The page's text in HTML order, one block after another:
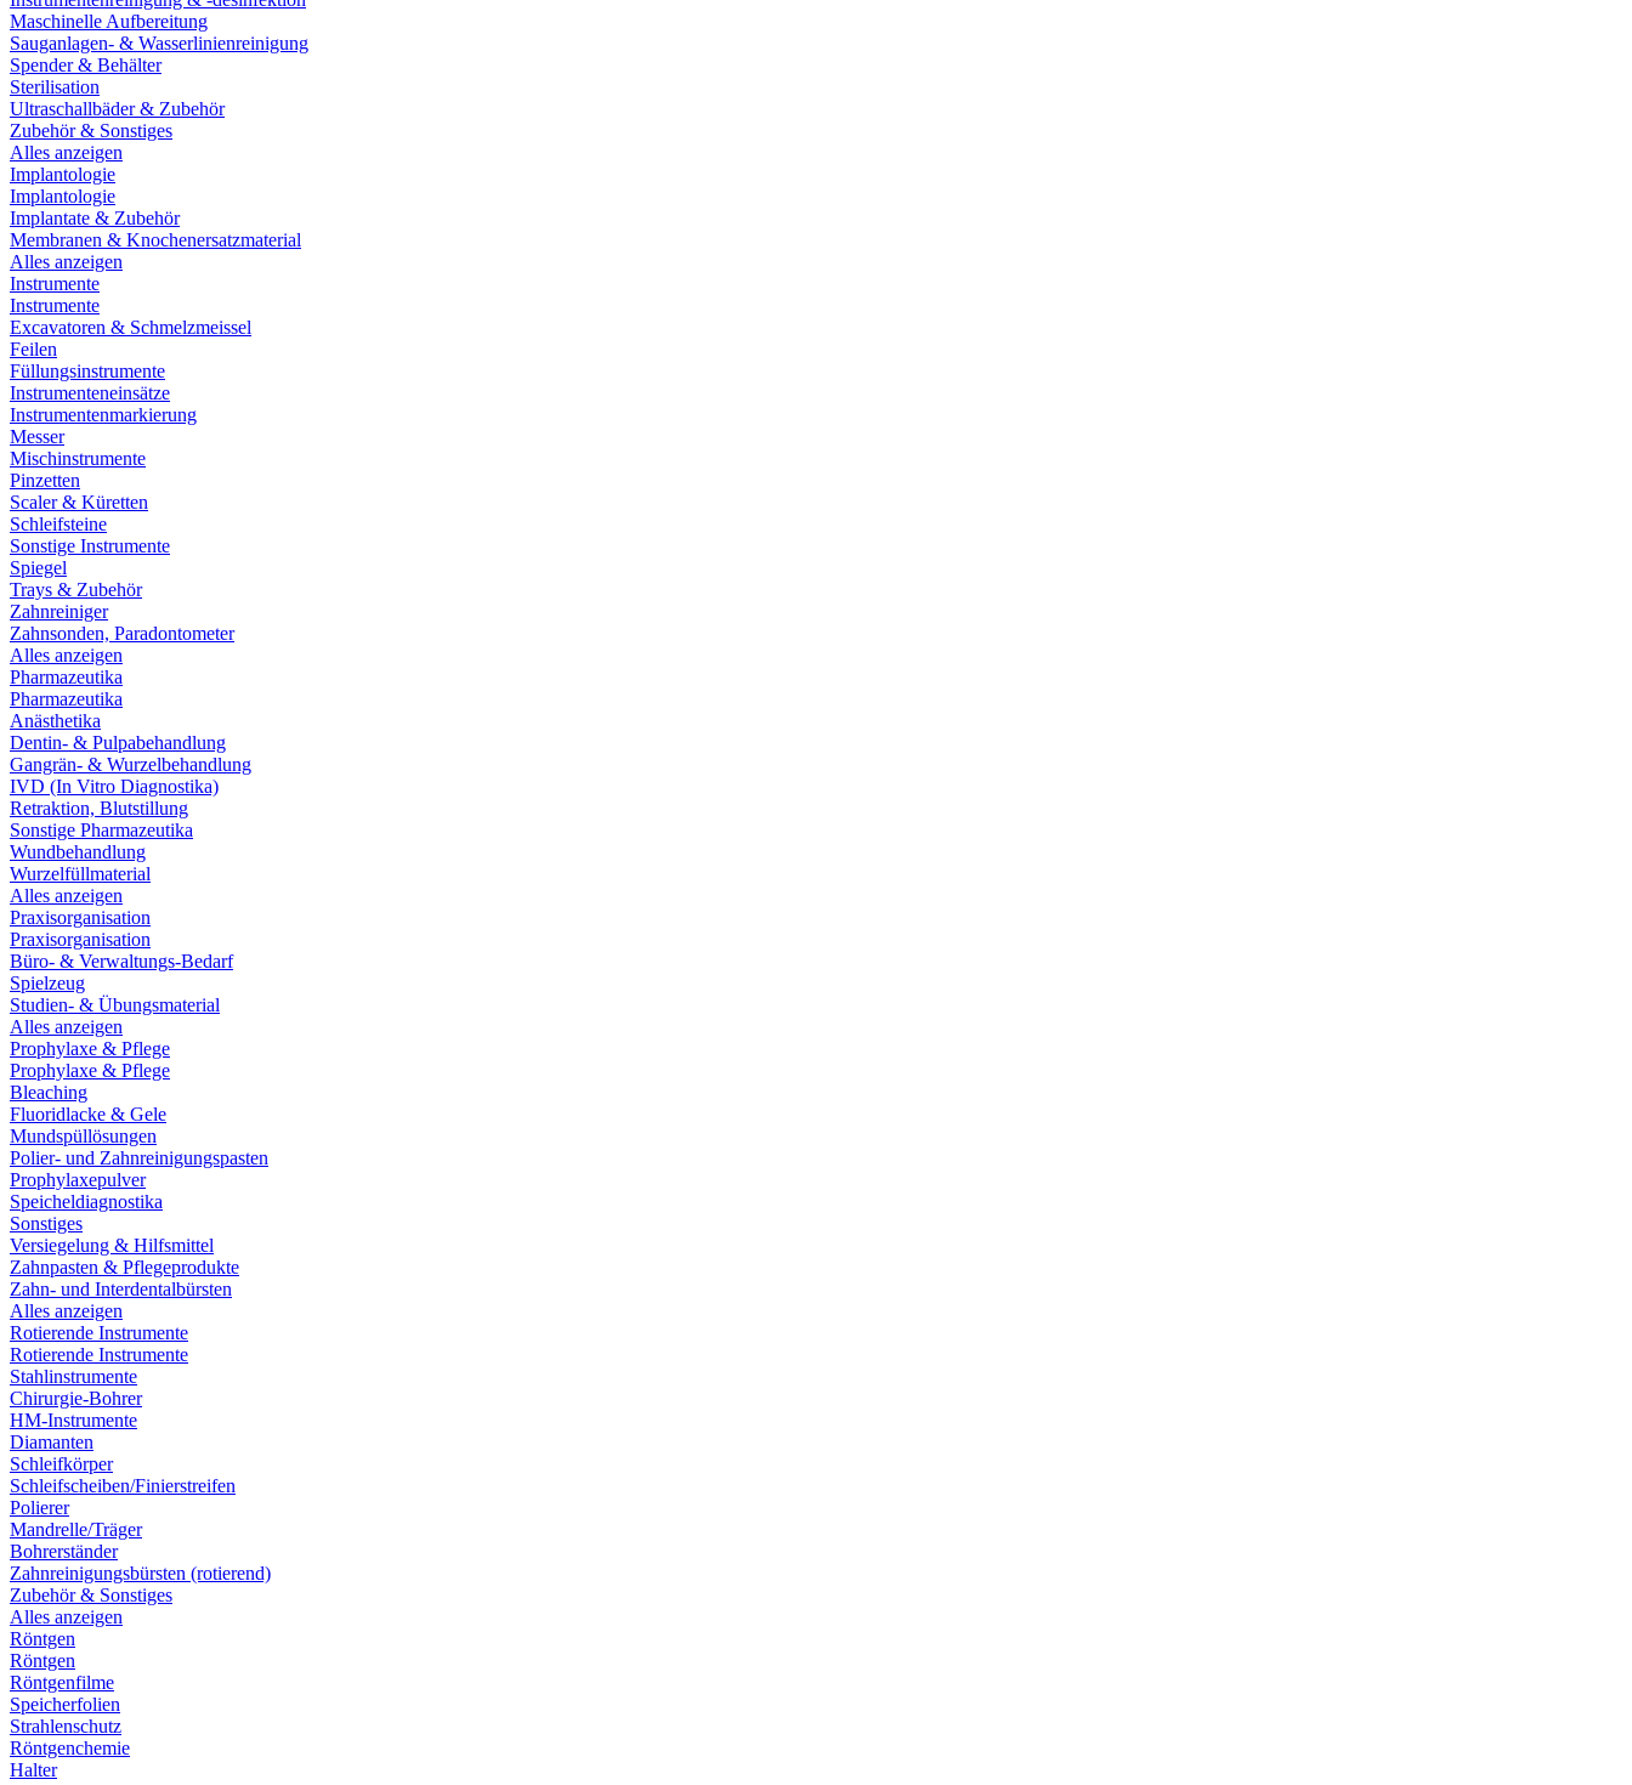
Maschinelle Aufbereitung
Sauganlagen- & Wasserlinienreinigung
Spender & Behälter
Sterilisation
Ultraschallbäder & Zubehör
Zubehör & Sonstiges
Alles anzeigen
Implantologie
Implantologie
Implantate & Zubehör
Membranen & Knochenersatzmaterial
Alles anzeigen
Instrumente
Instrumente
Excavatoren & Schmelzmeissel
Feilen
Füllungsinstrumente
Instrumenteneinsätze
Instrumentenmarkierung
Messer
Mischinstrumente
Pinzetten
Scaler & Küretten
Schleifsteine
Sonstige Instrumente
Spiegel
Trays & Zubehör
Zahnreiniger
Zahnsonden, Paradontometer
Alles anzeigen
Pharmazeutika
Pharmazeutika
Anästhetika
Dentin- & Pulpabehandlung
Gangrän- & Wurzelbehandlung
IVD (In Vitro Diagnostika)
Retraktion, Blutstillung
Sonstige Pharmazeutika
Wundbehandlung
Wurzelfüllmaterial
Alles anzeigen
Praxisorganisation
Praxisorganisation
Büro- & Verwaltungs-Bedarf
Spielzeug
Studien- & Übungsmaterial
Alles anzeigen
Prophylaxe & Pflege
Prophylaxe & Pflege
Bleaching
Fluoridlacke & Gele
Mundspüllösungen
Polier- und Zahnreinigungspasten
Prophylaxepulver
Speicheldiagnostika
Sonstiges
Versiegelung & Hilfsmittel
Zahnpasten & Pflegeprodukte
Zahn- und Interdentalbürsten
Alles anzeigen
Rotierende Instrumente
Rotierende Instrumente
Stahlinstrumente
Chirurgie-Bohrer
HM-Instrumente
Diamanten
Schleifkörper
Schleifscheiben/Finierstreifen
Polierer
Mandrelle/Träger
Bohrerständer
Zahnreinigungsbürsten (rotierend)
Zubehör & Sonstiges
Alles anzeigen
Röntgen
Röntgen
Röntgenfilme
Speicherfolien
Strahlenschutz
Röntgenchemie
Halter